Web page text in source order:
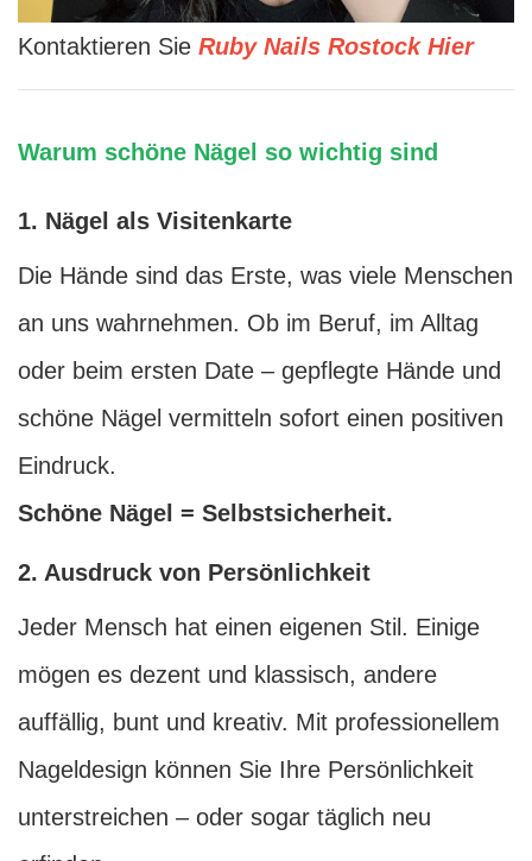
Kontaktieren Sie Ruby Nails Rostock Hier
Warum schöne Nägel so wichtig sind
1. Nägel als Visitenkarte
Die Hände sind das Erste, was viele Menschen
an uns wahrnehmen. Ob im Beruf, im Alltag
oder beim ersten Date – gepflegte Hände und
schöne Nägel vermitteln sofort einen positiven
Eindruck.
Schöne Nägel = Selbstsicherheit.
2. Ausdruck von Persönlichkeit
Jeder Mensch hat einen eigenen Stil. Einige
mögen es dezent und klassisch, andere
auffällig, bunt und kreativ. Mit professionellem
Nageldesign können Sie Ihre Persönlichkeit
unterstreichen – oder sogar täglich neu